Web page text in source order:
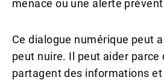
menace ou une alerte
Ce dialogue numérique peut
peut nuire. Il peut aider parce
partagent des informations